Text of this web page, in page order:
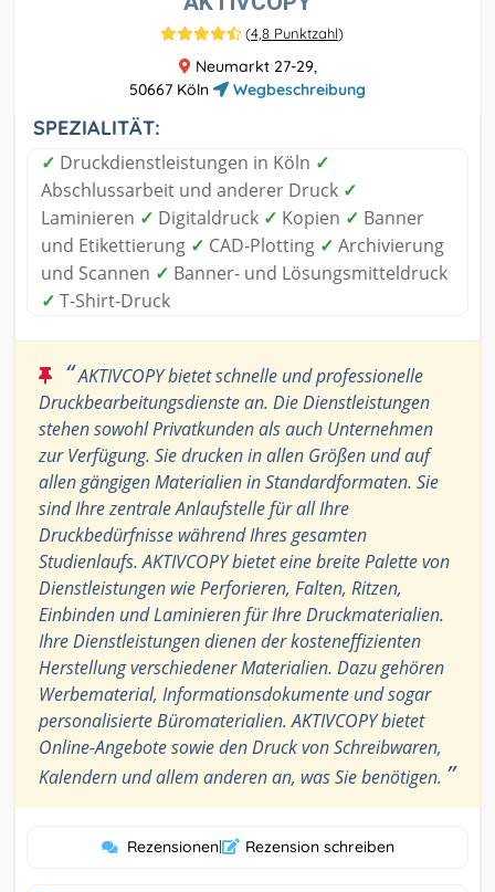
(4,8 Punktzahl)
Neumarkt 27-29,
50667 Köln
Wegbeschreibung
SPEZIALITÄT:
✓ Druckdienstleistungen in Köln ✓
Abschlussarbeit und anderer Druck ✓
Laminieren ✓ Digitaldruck ✓ Kopien ✓ Banner
und Etikettierung ✓ CAD-Plotting ✓ Archivierung
und Scannen ✓ Banner- und Lösungsmitteldruck
✓ T-Shirt-Druck
“AKTIVCOPY bietet schnelle und professionelle
Druckbearbeitungsdienste an. Die Dienstleistungen
stehen sowohl Privatkunden als auch Unternehmen
zur Verfügung. Sie drucken in allen Größen und auf
allen gängigen Materialien in Standardformaten. Sie
sind Ihre zentrale Anlaufstelle für all Ihre
Druckbedürfnisse während Ihres gesamten
Studienlaufs. AKTIVCOPY bietet eine breite Palette von
Dienstleistungen wie Perforieren, Falten, Ritzen,
Einbinden und Laminieren für Ihre Druckmaterialien.
Ihre Dienstleistungen dienen der kosteneffizienten
Herstellung verschiedener Materialien. Dazu gehören
Werbematerial, Informationsdokumente und sogar
personalisierte Büromaterialien. AKTIVCOPY bietet
Online-Angebote sowie den Druck von Schreibwaren,
Kalendern und allem anderen an, was Sie benötigen. ”
Rezensionen| Rezension schreiben